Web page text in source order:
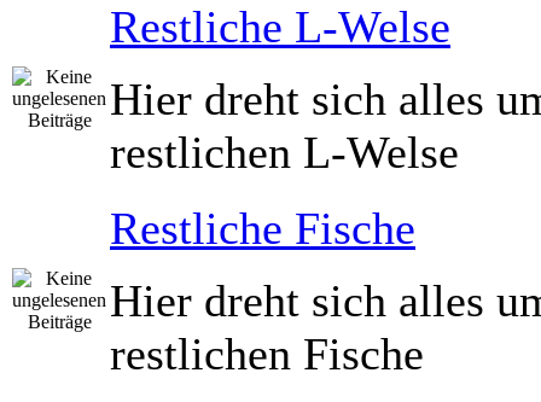
Restliche L-Welse
Hier dreht sich alles
restlichen L-Welse
Restliche Fische
Hier dreht sich alles
restlichen Fische